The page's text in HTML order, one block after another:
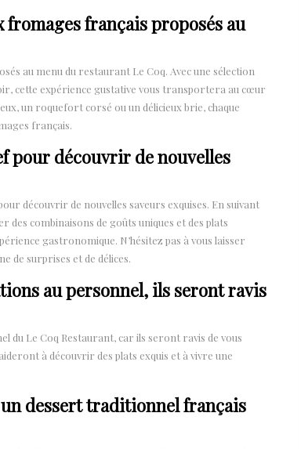
français proposés au
au menu du restaurant Le Coq. Avec une sélection
cette expérience gustative vous transportera au cœur
un roquefort corsé ou un délicieux brie, chaque
français.
pour découvrir de nouvelles
découvrir de nouvelles saveurs exquises. En suivant
combinaisons de goûts uniques et des plats
gastronomique. N’hésitez pas à vous laisser
de surprises et de délices.
au personnel, ils seront ravis
du Le Coq Restaurant, car ils seront ravis de vous
à découvrir des plats exquis et à vivre une
dessert traditionnel français